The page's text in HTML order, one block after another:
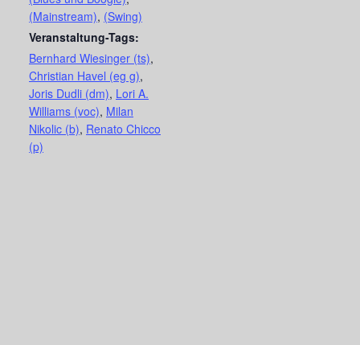
(Mainstream), (Swing)
Veranstaltung-Tags:
Bernhard Wiesinger (ts),
Christian Havel (eg g),
Joris Dudli (dm), Lori A.
Williams (voc), Milan
Nikolic (b), Renato Chicco
(p)